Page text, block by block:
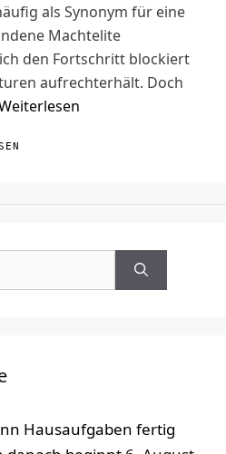
als Synonym für eine
Machtelite
den Fortschritt blockiert
aufrechterhält. Doch
Hausaufgaben fertig